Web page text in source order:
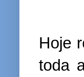
Hoje
toda